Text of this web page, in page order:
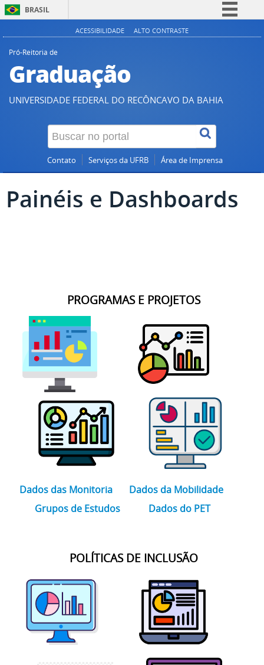
BRASIL
Simplifique!
Legislação
Canais
ACESSIBILIDADE ALTO CONTRASTE
Pró-Reitoria de
Graduação
UNIVERSIDADE FEDERAL DO RECÔNCAVO DA BAHIA
Contato Serviços da UFRB Área de Imprensa
Painéis e Dashboards
PROGRAMAS E PROJETOS
Dados das Monitoria
Dados da Mobilidade
Grupos de Estudos
Dados do PET
POLÍTICAS DE INCLUSÃO